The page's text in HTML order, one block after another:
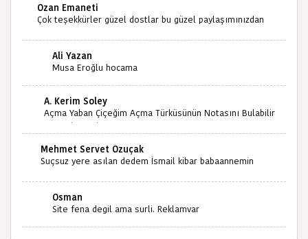
Ozan Emaneti
Çok teşekkürler güzel dostlar bu güzel paylaşımınızdan
ölmeyecektir tekrar teşekkürler saygılarımla
Ali Yazan
Musa Eroğlu hocama
A. Kerim Soley
Açma Yaban Çiçeğim Açma Türküsünün Notasını Bulabilir
miyiz ?İlginiz İçin Şimdiden Teşekkürler.
Mehmet Servet Özuçak
Suçsuz yere asılan dedem İsmail kibar babaannemin
Osman
Site fena degil ama surli. Reklamvar